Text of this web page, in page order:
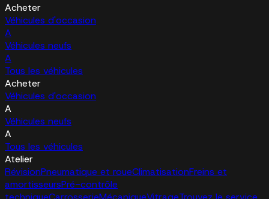
Acheter
Véhicules d'occasion
A
Véhicules neufs
A
Tous les véhicules
Acheter
Véhicules d'occasion
A
Véhicules neufs
A
Tous les véhicules
Atelier
RévisionPneumatique et roueClimatisationFreins et
amortisseursPré-contrôle